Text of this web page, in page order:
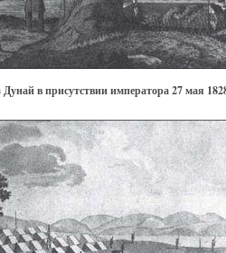
Дунай в присутствии императора 27 мая